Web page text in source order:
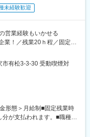
にリフォームに関心のある
係長1名／メンバー2名）
◎異業種からの転職者も
おり、コミュニケーショ
未経験歓迎
営業経験もいかせる
業！／残業20ｈ程／固定給
リフォームなど住まいに
て、買取再販営業をお任
んでいるため、増員募
市有松3-3-30 受動喫煙対
形態＞月給制■固定残業時
が支払われます。■職種手